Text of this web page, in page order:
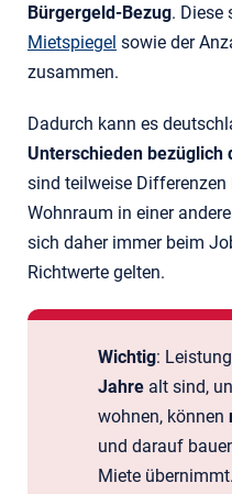
Bürgergeld-Bezug. Diese
Mietspiegel sowie der
zusammen.
Dadurch kann es
Unterschieden
sind teilweise
Wohnraum in einer
sich daher immer beim
Richtwerte gelten.
Wichtig:
Jahre alt sind,
wohnen, können
und darauf
Miete